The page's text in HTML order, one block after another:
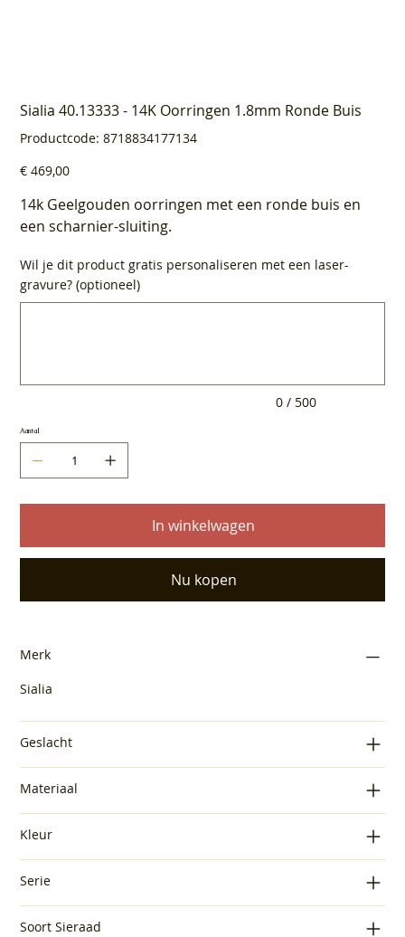
Sialia 40.13333 - 14K Oorringen 1.8mm Ronde Buis
Productcode: Productcode
8718834177134
8718834177134
Prijs
€ 469,00
14k Geelgouden oorringen met een ronde buis en
een scharnier-sluiting.
Wil je dit product gratis personaliseren met een laser-
gravure? (optioneel)
0 / 500
Aantal
In winkelwagen
Nu kopen
Merk
Sialia
Geslacht
Materiaal
Kleur
Serie
Soort Sieraad